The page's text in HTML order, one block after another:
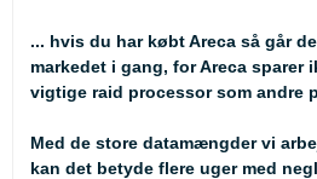
... hvis du har købt Areca så går
markedet i gang, for Areca sparer
vigtige raid processor som andre
Med de store datamængder vi
kan det betyde flere uger med